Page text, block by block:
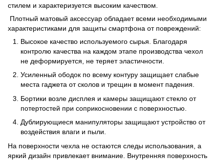
стилем и характеризуется высоким качеством.
Плотный матовый аксессуар обладает всеми необходимыми
характеристиками для защиты смартфона от повреждений:
Высокое качество используемого сырья. Благодаря
контролю качества на каждом этапе производства чехол
не деформируется, не теряет эластичности.
Усиленный ободок по всему контуру защищает слабые
места гаджета от сколов и трещин в момент падения.
Бортики возле дисплея и камеры защищают стекло от
потертостей при соприкосновении с поверхностью.
Дублирующиеся манипуляторы защищают устройство от
воздействия влаги и пыли.
На поверхности чехла не остаются следы использования, а
яркий дизайн привлекает внимание. Внутренняя поверхность